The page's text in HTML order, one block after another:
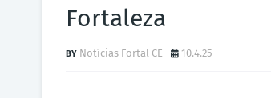
Fortaleza
Notícias Fortal CE 10.4.25